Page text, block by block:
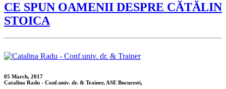
CE SPUN OAMENII DESPRE CĂTĂLIN
STOICA
05 March, 2017
Catalina Radu - Conf.univ. dr. & Trainer, ASE Bucuresti,